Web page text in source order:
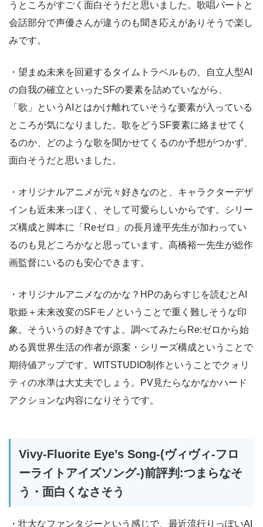
うところがすごく面白そうだと思いました。歌唱パートと
会話部分で声優さんが違うのも聞き応えがありそうで楽し
みです。
・望まぬ未来を回避するタイムトラベルもの、自立人型AI
の自我の確立といったSFの要素を詰めていながら、
「歌」というAIとはかけ離れていそうな要素が入っている
ところが気になりました。歌をどうSF要素に絡ませてく
るのか、どのような歌を聞かせてくるのか予想がつかず、
面白そうだと思いました。
・オリジナルアニメが元々好きなのと、キャラクターデザ
インも近未来っぽく、そして可愛らしいからです。シリー
ズ構成と脚本に「Reゼロ」の長月達平先生が加わってい
るのも見どころかなと思っています。高橋裕一先生が総作
画監督にいるのも安心できます。
・オリジナルアニメなのかな？HPのあらすじを読むとAI
歌姫＋未来改変のSFモノということで重く難しそうな印
象。そういうの好きですよ。調べてみたらRe:ゼロから始
める異世界生活の作者が原案・シリーズ構成ということで
期待値アップです。WITSTUDIO制作ということでクォリ
ティの水準は大丈夫でしょう。PV見たらなかなかハード
アクションな内容になりそうです。
Vivy-Fluorite Eye’s Song-(ヴィヴィ-フロ
ーライトアイズソング-)前評判:つまらなそ
う・面白くなさそう
・壮大なファンタジーという感じで、最近流行りっぽいAI